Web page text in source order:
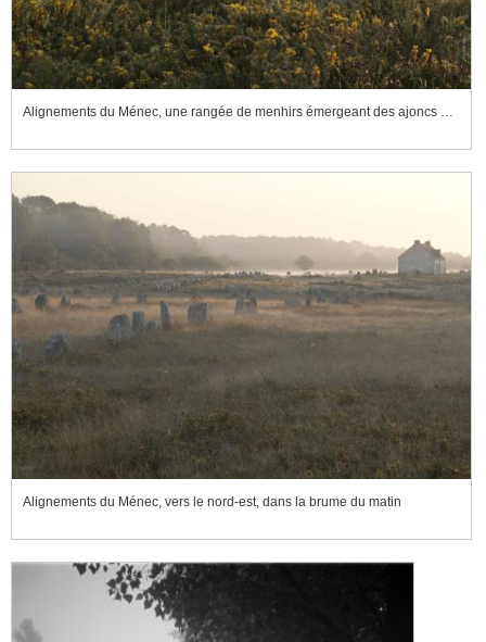
Alignements du Ménec, une rangée de menhirs émergeant des ajoncs dans la brume du matin
Alignements du Ménec, vers le nord-est, dans la brume du matin